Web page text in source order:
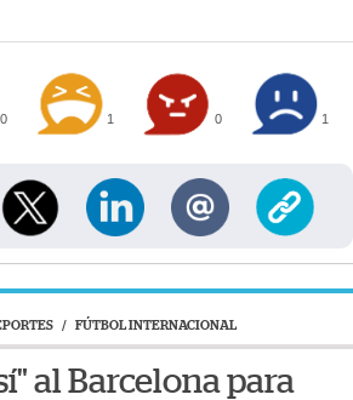
0 1 0 1
/ FÚTBOL INTERNACIONAL
al Barcelona para